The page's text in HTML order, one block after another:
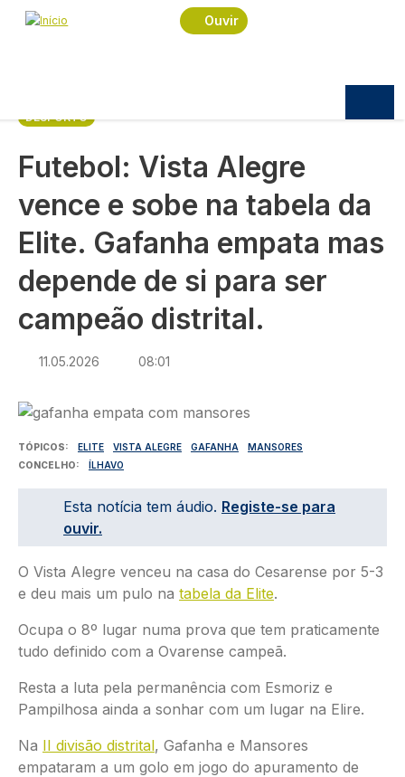
Passar para o conteúdo principal
Ouvir
Navegação estrutural
Início
Desporto
Futebol: Vista Alegre vence e sobe na tabela da
DESPORTO
Futebol: Vista Alegre
vence e sobe na tabela da
Elite. Gafanha empata mas
depende de si para ser
campeão distrital.
11.05.2026 08:01
Imagem
TÓPICOS ELITE VISTA ALEGRE GAFANHA
MANSORES
CONCELHO
ÍLHAVO
Esta notícia tem áudio. Registe-se para
ouvir.
O Vista Alegre venceu na casa do Cesarense por 5-3
e deu mais um pulo na tabela da Elite.
Ocupa o 8º lugar numa prova que tem praticamente
tudo definido com a Ovarense campeã.
Resta a luta pela permanência com Esmoriz e
Pampilhosa ainda a sonhar com um lugar na Elire.
Na II divisão distrital, Gafanha e Mansores
empataram a um golo em jogo do apuramento de